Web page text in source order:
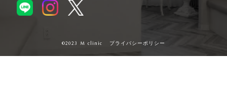
プライバシーポリシー
©︎2023 M clinic